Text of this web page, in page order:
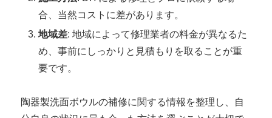
合、当然コストに差があります。
地域差: 地域によって修理業者の料金が異なるた
め、事前にしっかりと見積もりを取ることが重
要です。
陶器製洗面ボウルの補修に関する情報を整理し、自